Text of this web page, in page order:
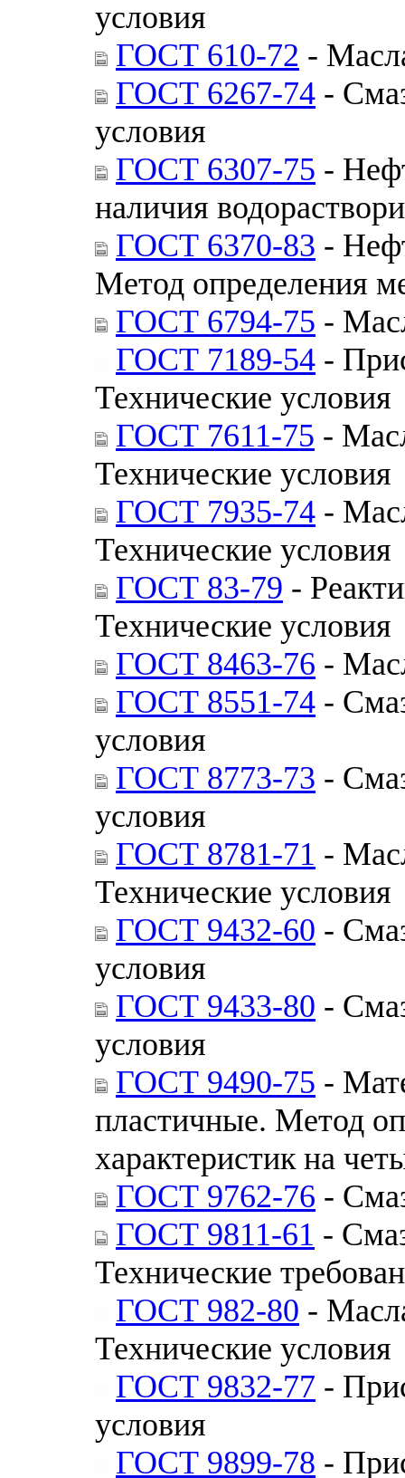
условия
ГОСТ 610-72 -
ГОСТ 6267-74 -
условия
ГОСТ 6307-75 -
наличия
ГОСТ 6370-83 -
Метод определения
ГОСТ 6794-75 -
ГОСТ 7189-54 -
Технические условия
ГОСТ 7611-75 -
Технические условия
ГОСТ 7935-74 -
Технические условия
ГОСТ 83-79 -
Технические условия
ГОСТ 8463-76 -
ГОСТ 8551-74 -
условия
ГОСТ 8773-73 -
условия
ГОСТ 8781-71 -
Технические условия
ГОСТ 9432-60 -
условия
ГОСТ 9433-80 -
условия
ГОСТ 9490-75 -
пластичные. Метод
характеристик на
ГОСТ 9762-76 -
ГОСТ 9811-61 -
Технические
ГОСТ 982-80 -
Технические условия
ГОСТ 9832-77 -
условия
ГОСТ 9899-78 -